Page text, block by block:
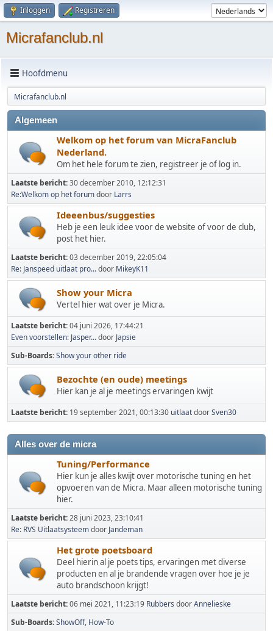
Inloggen Registreren
Micrafanclub.nl
Hoofdmenu
Micrafanclub.nl
Algemeen
Welkom op het forum van MicraFanclub
Nederland.
Om het hele forum te zien, registreer je of log in.
Laatste bericht:30 december 2010, 12:12:31
Re:Welkom op het forumdoor Larrs
Ideeenbus/suggesties
Heb je een leuk idee voor de website of voor de club,
post het hier.
Laatste bericht:03 december 2019, 22:05:04
Re: Janspeed uitlaat pro...door MikeyK11
Show your Micra
Vertel hier wat over je Micra.
Laatste bericht:04 juni 2026, 17:44:21
Even voorstellen: Jasper...door Japsie
Sub-Boards Show your other ride
Bezochte (en oude) meetings
Hier kan je al je meetings ervaringen kwijt
Laatste bericht: 19 september 2021, 00:13:30 uitlaatdoorSven30
Alles over de micra
Tuning/Performance
Hier kun je alles kwijt over motorische tuning en het
opvoeren van de Micra. Maar alleen motorische tuning
hier.
Laatste bericht:28 juni 2023, 23:10:41
Re: RVS Uitlaatsysteemdoor Jandeman
Het grote poetsboard
Deel hierin al je poets tips, ervaringen met diverse
producten en al je brandende vragen over hoe je je
auto brandschoon krijgt!
Laatste bericht:06 mei 2021, 11:23:19 Rubbers doorAnnelieske
Sub-Boards ShowOff How-To